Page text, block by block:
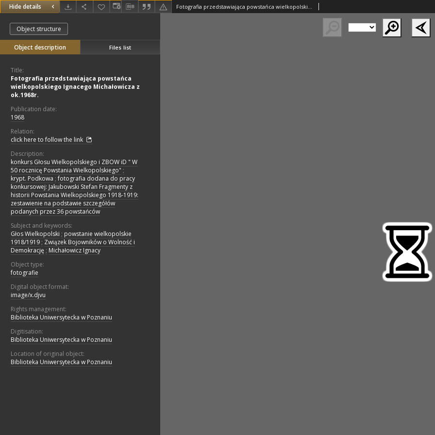
Hide details Fotografia przedstawiająca powstańca wielkopolskiego Ignacego Michałowicza z ok.1968r.
Object structure
Object description Files list
Title:
Fotografia przedstawiająca powstańca
wielkopolskiego Ignacego Michałowicza z
ok.1968r.
Publication date:
1968
Relation:
click here to follow the link
Description:
konkurs Głosu Wielkopolskiego i ZBOW iD " W
50 rocznicę Powstania Wielkopolskiego" ;
krypt. Podkowa ; fotografia dodana do pracy
konkursowej: Jakubowski Stefan Fragmenty z
historii Powstania Wielkopolskiego 1918-1919:
zestawienie na podstawie szczegółów
podanych przez 36 powstańców
Subject and keywords:
Głos Wielkopolski ; powstanie wielkopolskie
1918/1919 ; Związek Bojowników o Wolność i
Demokrację ; Michałowicz Ignacy
Object type:
fotografie
Digital object format:
image/x.djvu
Rights management:
Biblioteka Uniwersytecka w Poznaniu
Digitisation:
Biblioteka Uniwersytecka w Poznaniu
Location of original object:
Biblioteka Uniwersytecka w Poznaniu